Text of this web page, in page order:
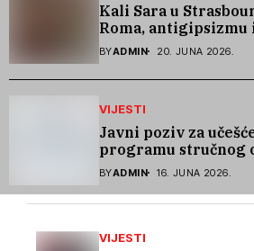
Kali Sara u
Roma,
govora mržnje
BYADMIN 20. JUNA 2026.
VIJESTI
Javni poziv za
programu stručnog
podrške pri
BYADMIN 16. JUNA 2026.
VIJESTI